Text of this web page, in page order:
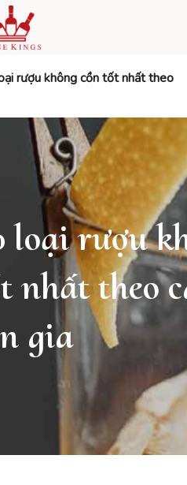
rượu không cồn tốt nhất theo
loại rượu
nhất theo
gia